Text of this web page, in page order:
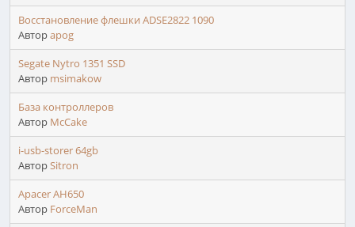
Восстановление флешки ADSE2822 1090
Авторapog
Segate Nytro 1351 SSD
Автор msimakow
База контроллеров
Автор McCake
i-usb-storer 64gb
АвторSitron
Apacer AH650
Автор ForceMan